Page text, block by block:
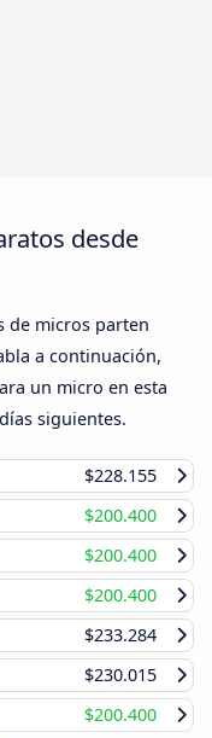
desde
de micros parten
a continuación,
un micro en esta
siguientes.
$228.155
$200.400
$200.400
$200.400
$233.284
$230.015
$200.400